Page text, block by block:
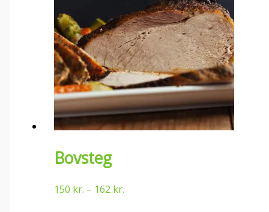
Bovsteg
150 kr. – 162 kr.